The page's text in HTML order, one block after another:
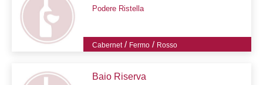
Podere Ristella
Cabernet/ Fermo / Rosso
Baio Riserva